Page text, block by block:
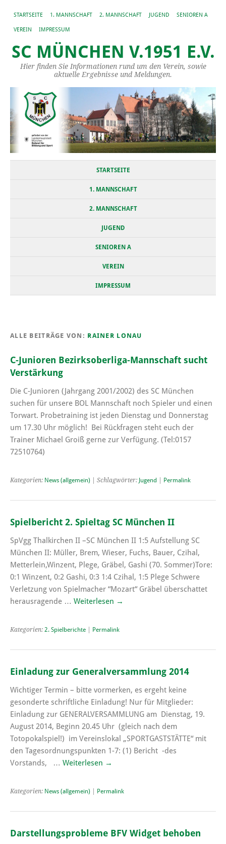
STARTSEITE 1. MANNSCHAFT 2. MANNSCHAFT JUGEND SENIOREN A
VEREIN IMPRESSUM
SC MÜNCHEN V.1951 E.V.
Hier finden Sie Informationen rund um den Verein, sowie
aktuelle Ergebnisse und Meldungen.
STARTSEITE
1. MANNSCHAFT
2. MANNSCHAFT
JUGEND
SENIOREN A
VEREIN
IMPRESSUM
ALLE BEITRÄGE VON: RAINER LONAU
C-Junioren Bezirksoberliga-Mannschaft sucht
Verstärkung
Die C-Junioren (Jahrgang 2001/2002) des SC München
suchen für unsere BOL Mannschaft noch Spieler und einen
Torwart. Probetraining ist jeden Dienstag und Donnerstag
um 17.30 Uhr möglich! Bei Rückfragen steht euch der
Trainer Michael Groiß gerne zur Verfügung. (Tel:0157
72510764)
Kategorien: News (allgemein) | Schlagwörter: Jugend Permalink
Spielbericht 2. Spieltag SC München II
SpVgg Thalkirchen II –SC München II 1:5 Aufstellung SC
München II: Müller, Brem, Wieser, Fuchs, Bauer, Czihal,
Metterlein,Winzent, Plege, Gräbel, Gashi (70. Sommer)Tore:
0:1 Winzent, 0:2 Gashi, 0:3 1:4 Czihal, 1:5 Plege Schwere
Verletzung von Spielmacher “Mozart“ Gräbel überschattet
herausragende … Weiterlesen →
Kategorien: 2. Spielberichte Permalink
Einladung zur Generalversammlung 2014
Wichtiger Termin – bitte vormerken, es ergeht keine
gesonderte schriftliche Einladung! Nur für Mitglieder:
Einladung zur GENERALVERSAMMLUNG am Dienstag, 19.
August 2014, Beginn 20.45 Uhr (gleich nach dem
Totopokalspiel!) im Vereinslokal „SPORTGASTSTÄTTE“ mit
den Tagesordnungspunkten 1-7: (1) Bericht -des
Vorstands, … Weiterlesen →
Kategorien: News (allgemein) Permalink
Darstellungsprobleme BFV Widget behoben